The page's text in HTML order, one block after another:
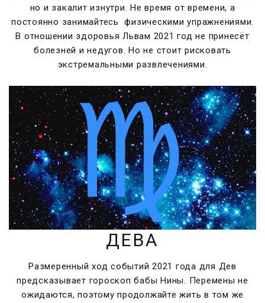
но и закалит изнутри. Не время от времени, а
постоянно занимайтесь физическими упражнениями.
В отношении здоровья Львам 2021 год не принесёт
болезней и недугов. Но не стоит рисковать
экстремальными развлечениями.
ДЕВА
Размеренный ход событий 2021 года для Дев
предсказывает гороскоп бабы Нины. Перемены не
ожидаются, поэтому продолжайте жить в том же